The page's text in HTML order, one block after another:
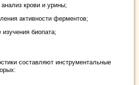
крови и урины;
активности ферментов;
изучения биопата;
составляют инструментальные